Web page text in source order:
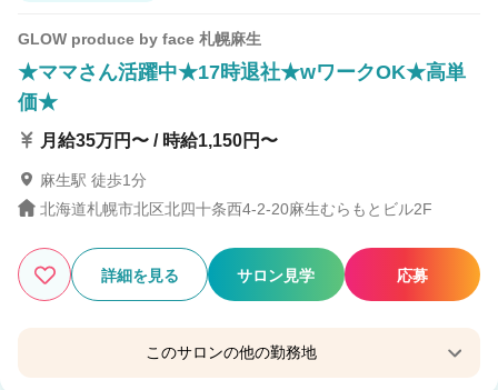
GLOW produce by face 札幌麻生
★ママさん活躍中★17時退社★wワークOK★高単
価★
月給35万円〜 / 時給1,150円〜
麻生駅 徒歩1分
北海道札幌市北区北四十条西4-2-20麻生むらもとビル2F
詳細を見る サロン見学 応募
このサロンの他の勤務地